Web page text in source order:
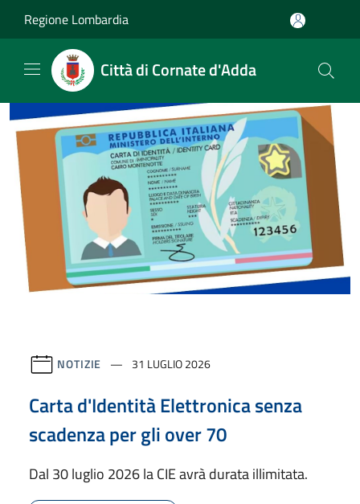
Regione Lombardia
Città di Cornate d'Adda
NOTIZIE 31 LUGLIO 2026
Carta d'Identità Elettronica senza
scadenza per gli over 70
Dal 30 luglio 2026 la CIE avrà durata illimitata.